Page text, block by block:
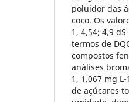
poluidor das
coco. Os
1, 4,54; 4,9
termos de
compostos
análises
1, 1.067 mg
de açúcares